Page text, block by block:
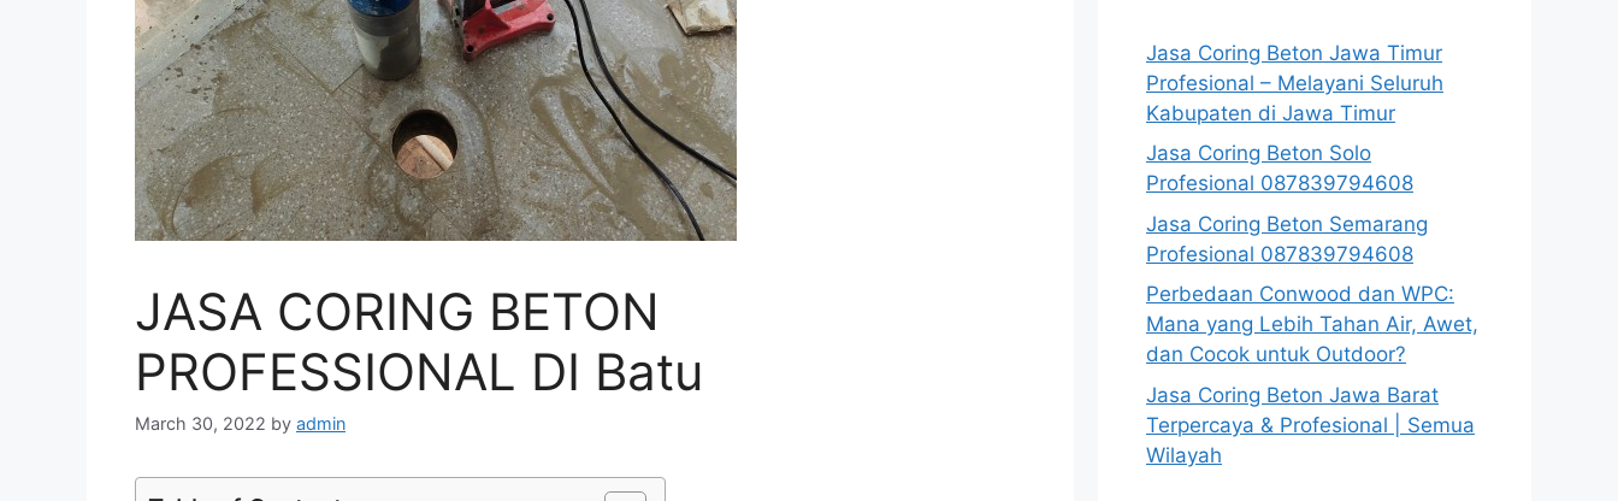
JASA CORING BETON
PROFESSIONAL DI Batu
March 30, 2022 by admin
Jasa Coring Beton Jawa Timur
Profesional – Melayani Seluruh
Kabupaten di Jawa Timur
Jasa Coring Beton Solo
Profesional 087839794608
Jasa Coring Beton Semarang
Profesional 087839794608
Perbedaan Conwood dan WPC:
Mana yang Lebih Tahan Air, Awet,
dan Cocok untuk Outdoor?
Jasa Coring Beton Jawa Barat
Terpercaya & Profesional | Semua
Wilayah